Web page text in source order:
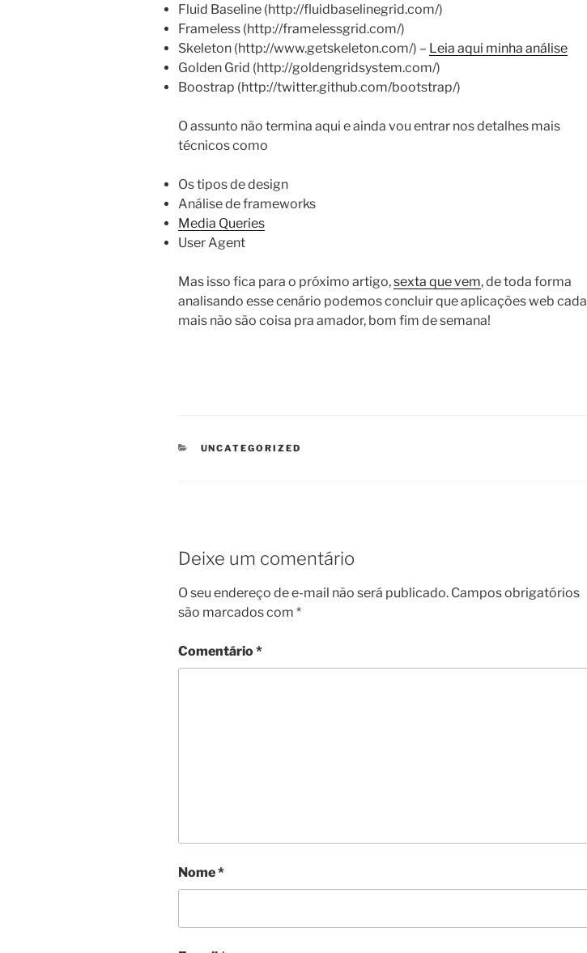
Fluid Baseline (http://fluidbaselinegrid.com/)
Frameless (http://framelessgrid.com/)
Skeleton (http://www.getskeleton.com/) – Leia aqui minha análise
Golden Grid (http://goldengridsystem.com/)
Boostrap (http://twitter.github.com/bootstrap/)
O assunto não termina aqui e ainda vou entrar nos detalhes mais
técnicos como
Os tipos de design
Análise de frameworks
Media Queries
User Agent
Mas isso fica para o próximo artigo,sexta que vem, de toda forma
analisando esse cenário podemos concluir que aplicações web cada
mais não são coisa pra amador, bom fim de semana!
CATEGORIAS
UNCATEGORIZED
Deixe um comentário
O seu endereço de e-mail não será publicado. Campos obrigatórios
são marcados com *
Comentário*
Nome*